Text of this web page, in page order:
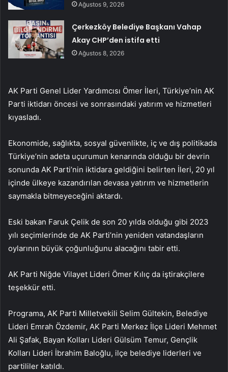
Ağustos 9, 2026
Çerkezköy Belediye Başkanı Vahap
Akay CHP’den istifa etti
Ağustos 8, 2026
AK Parti Genel Lider Yardımcısı Ömer İleri, Türkiye’nin AK
Parti iktidarı öncesi ve sonrasındaki yatırım ve hizmetleri
kıyasladı.
Ekonomide, sağlıkta, sosyal güvenlikte, iç ve dış politikada
Türkiye’nin adeta uçurumun kenarında olduğu bir devrin
sonunda AK Parti’nin iktidara geldiğini belirten İleri, 20 yıl
içinde ülkeye kazandırılan devasa yatırım ve hizmetlerin
saymakla bitmeyeceğini aktardı.
Eski bakan Faruk Çelik de son 20 yılda olduğu gibi 2023
yılı seçimlerinde de AK Parti’nin yeniden vatandaşların
oylarının büyük çoğunluğunu alacağını tabir etti.
AK Parti Niğde Vilayet Lideri Ömer Kılıç da iştirakçilere
teşekkür etti.
Programa, AK Parti Milletvekili Selim Gültekin, Belediye
Lideri Emrah Özdemir, AK Parti Merkez İlçe Lideri Mehmet
Ali Şafak, Bayan Kolları Lideri Gülsüm Temur, Gençlik
Kolları Lideri İbrahim Baloğlu, ilçe belediye liderleri ve
partililer katıldı.